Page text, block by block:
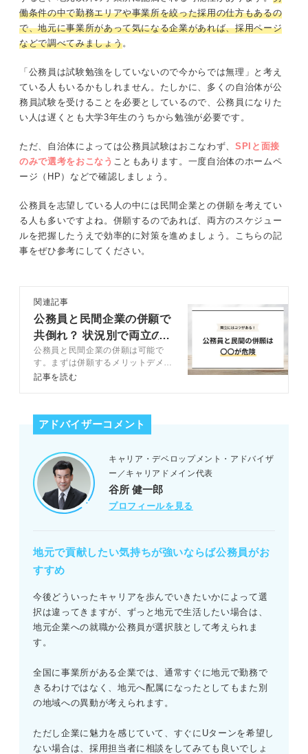
働条件の中で勤務エリアや事業所を絞った採用の仕方もあるの
で、地元に事業所があって気になる企業があれば、採用ページ
などで調べてみましょう。
「公務員は試験勉強をしていないので今からでは無理」と考え
ている人もいるかもしれません。たしかに、多くの自治体が公
務員試験を受けることを必要としているので、公務員になりた
い人は遅くとも大学3年生のうちから勉強が必要です。
ただ、自治体によっては公務員試験はおこなわず、 SPIと面接
のみで選考をおこなう こともあります。一度自治体のホームペ
ージ（HP）などで確認しましょう。
公務員を志望している人の中には民間企業との併願を考えてい
る人も多いですよね。併願するのであれば、両方のスケジュー
ルを把握したうえで効率的に対策を進めましょう。こちらの記
事をぜひ参考にしてください。
関連記事
公務員と民間企業の併願で
共倒れ？ 状況別で両立の
コツを解説
公務員と民間企業の併願は可能で
す。まずは併願するメリットデメリ
ットを理解しましょう。この記事で
記事を読む
アドバイザーコメント
キャリア・デベロップメント・アドバイザ
ー／キャリアドメイン代表
谷所 健一郎
プロフィールを見る
地元で貢献したい気持ちが強いならば公務員がお
すすめ
今後どういったキャリアを歩んでいきたいかによって選
択は違ってきますが、ずっと地元で生活したい場合は、
地元企業への就職か公務員が選択肢として考えられま
す。
全国に事業所がある企業では、通常すぐに地元で勤務で
きるわけではなく、地元へ配属になったとしてもまた別
の地域への異動が考えられます。
ただし企業に魅力を感じていて、すぐにUターンを希望し
ない場合は、採用担当者に相談をしてみても良いでしょ